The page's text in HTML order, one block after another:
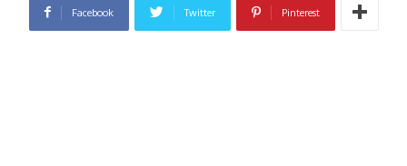
Facebook Twitter Pinterest